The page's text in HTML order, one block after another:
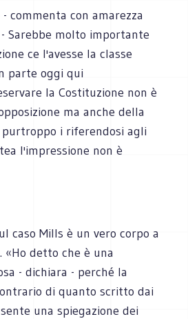
commenta con amarezza
Sarebbe molto importante
ce l'avesse la classe
parte oggi qui
la Costituzione non è
ma anche della
i riferendosi agli
l'impressione non è
caso Mills è un vero corpo a
«Ho detto che è una
- dichiara - perché la
di quanto scritto dai
una spiegazione dei